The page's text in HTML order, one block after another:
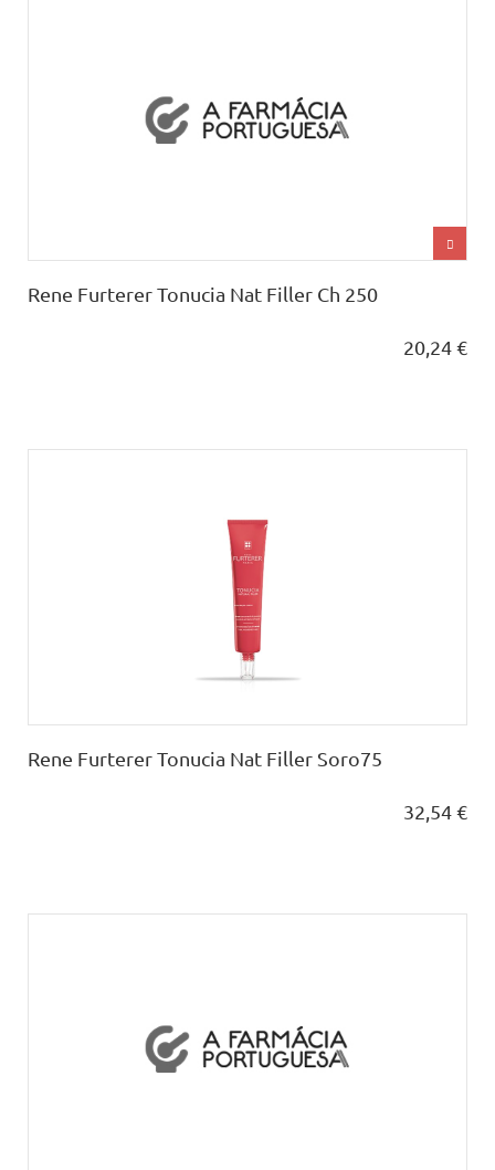
Rene Furterer Tonucia Nat Filler Ch 250
20,24 €
Rene Furterer Tonucia Nat Filler Soro75
32,54 €